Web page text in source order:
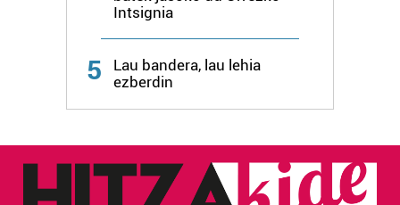
Intsignia
5
Lau bandera, lau lehia
ezberdin